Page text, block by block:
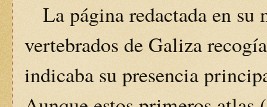
La página redactada en su
vertebrados de Galiza
indicaba su presencia